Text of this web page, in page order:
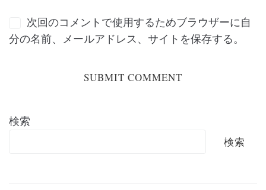
次回のコメントで使用するためブラウザーに自
分の名前、メールアドレス、サイトを保存する。
検索
検索